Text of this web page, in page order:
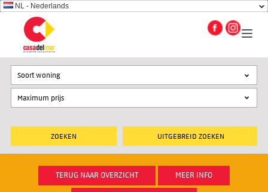
NL - Nederlands
UITGEBREID ZOEKEN
Soort woning
TERUG NAAR OVERZICHT MEER INFO